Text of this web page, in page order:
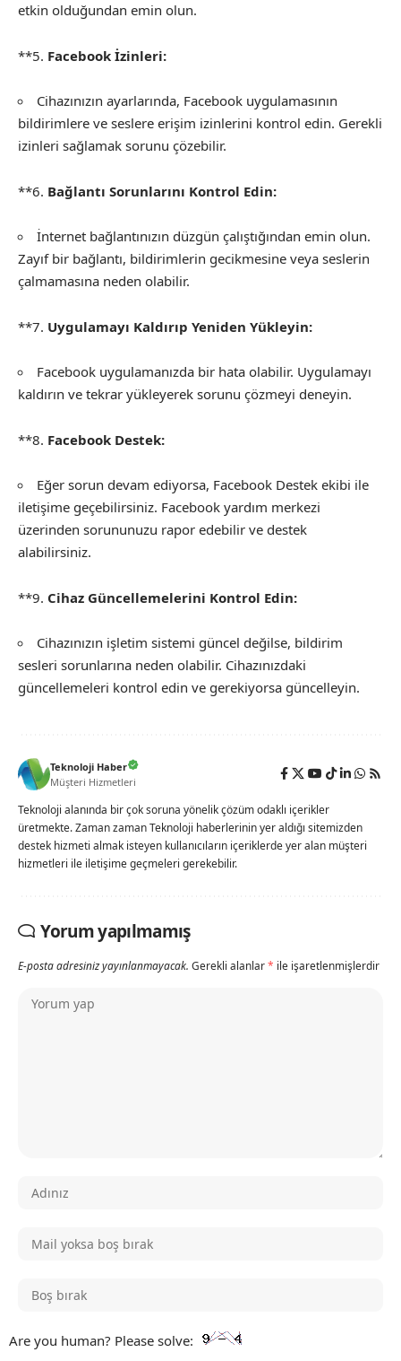
etkin olduğundan emin olun.
**5. Facebook İzinleri:
Cihazınızın ayarlarında, Facebook uygulamasının
bildirimlere ve seslere erişim izinlerini kontrol edin. Gerekli
izinleri sağlamak sorunu çözebilir.
**6. Bağlantı Sorunlarını Kontrol Edin:
İnternet bağlantınızın düzgün çalıştığından emin olun.
Zayıf bir bağlantı, bildirimlerin gecikmesine veya seslerin
çalmamasına neden olabilir.
**7. Uygulamayı Kaldırıp Yeniden Yükleyin:
Facebook uygulamanızda bir hata olabilir. Uygulamayı
kaldırın ve tekrar yükleyerek sorunu çözmeyi deneyin.
**8. Facebook Destek:
Eğer sorun devam ediyorsa, Facebook Destek ekibi ile
iletişime geçebilirsiniz. Facebook yardım merkezi
üzerinden sorununuzu rapor edebilir ve destek
alabilirsiniz.
**9. Cihaz Güncellemelerini Kontrol Edin:
Cihazınızın işletim sistemi güncel değilse, bildirim
sesleri sorunlarına neden olabilir. Cihazınızdaki
güncellemeleri kontrol edin ve gerekiyorsa güncelleyin.
Teknoloji Haber
Müşteri Hizmetleri
Teknoloji alanında bir çok soruna yönelik çözüm odaklı içerikler
üretmekte. Zaman zaman Teknoloji haberlerinin yer aldığı sitemizden
destek hizmeti almak isteyen kullanıcıların içeriklerde yer alan müşteri
hizmetleri ile iletişime geçmeleri gerekebilir.
Yorum yapılmamış
E-posta adresiniz yayınlanmayacak. Gerekli alanlar* ile işaretlenmişlerdir
Are you human? Please solve: